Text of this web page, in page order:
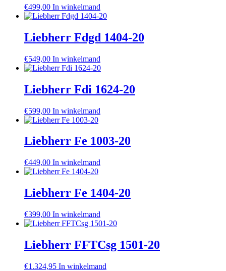
€499,00 In winkelmand
Liebherr Fdgd 1404-20
€549,00 In winkelmand
Liebherr Fdi 1624-20
€599,00 In winkelmand
Liebherr Fe 1003-20
€449,00 In winkelmand
Liebherr Fe 1404-20
€399,00 In winkelmand
Liebherr FFTCsg 1501-20
€1.324,95 In winkelmand